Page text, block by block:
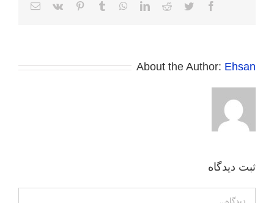
Facebook
Twitter
Reddit
LinkedIn
WhatsApp
Tumblr
Pinterest
Vk
پست
About the Author: Ehsan
ثبت ديدگاه